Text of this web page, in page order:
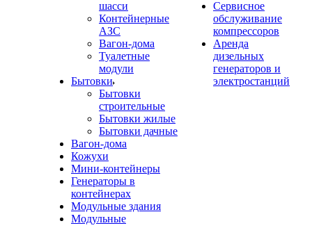
шасси
Контейнерные
АЗС
Вагон-дома
Туалетные
модули
Бытовки
Бытовки
строительные
Бытовки жилые
Бытовки дачные
Вагон-дома
Кожухи
Мини-контейнеры
Генераторы в
контейнерах
Модульные здания
Модульные
Сервисное
обслуживание
компрессоров
Аренда
дизельных
генераторов и
электростанций